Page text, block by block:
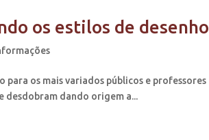
os estilos de desenho
para os mais variados públicos e professores
desdobram dando origem a...